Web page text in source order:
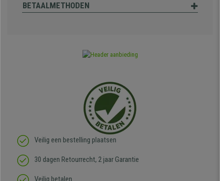
BETAALMETHODEN
Veilig een bestelling plaatsen
30 dagen Retourrecht, 2 jaar Garantie
Veilig betalen